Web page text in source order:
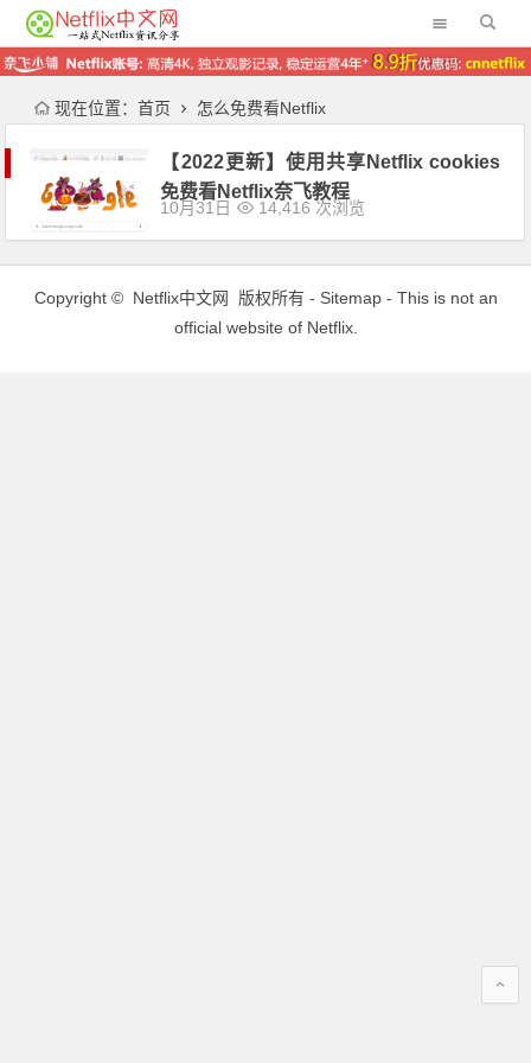
现在位置： 首页 怎么免费看Netflix
【2022更新】使用共享Netflix cookies
免费看Netflix奈飞教程
10月31日 14,416 次浏览
Copyright © Netflix中文网 版权所有 - Sitemap- This is not an
official website of Netflix.